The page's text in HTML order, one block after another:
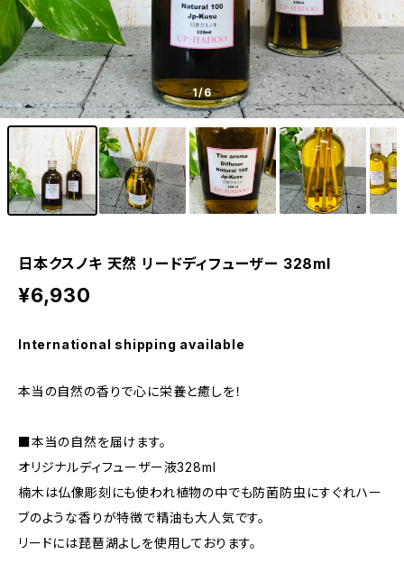
1/6
日本クスノキ 天然 リードディフューザー 328ml
¥6,930
International shipping available
本当の自然の香りで心に栄養と癒しを！
■本当の自然を届けます。
オリジナルディフューザー液328ml
楠木は仏像彫刻にも使われ植物の中でも防菌防虫にすぐれハー
ブのような香りが特徴で精油も大人気です。
リードには琵琶湖よしを使用しております。